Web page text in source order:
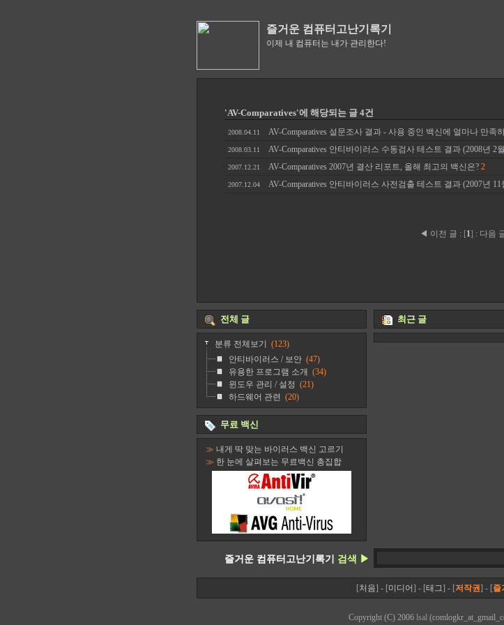
즐거운 컴퓨터고난기록기
이제 내 컴퓨터는 내가 관리한다!
'AV-Comparatives'에 해당되는 글 4건
2008.04.11 AV-Comparatives 설문조사 결과 - 사용 중인 백신에 얼마나 만족
2008.03.11 AV-Comparatives 안티바이러스 수동검사 테스트 결과 (2008년 2
2007.12.21 AV-Comparatives 2007년 결산 리포트, 올해 최고의 백신은? 2
2007.12.04 AV-Comparatives 안티바이러스 사전검출 테스트 결과 (2007년 11
◀ 이전 글 : [1] : 다음
전체 글
분류 전체보기
(123)
안티바이러스 / 보안 (47)
유용한 프로그램 소개 (34)
윈도우 관리 / 설정 (21)
하드웨어 관련 (20)
무료 백신
≫ 내게 딱 맞는 바이러스 백신 고르기
≫ 한 눈에 살펴보는 무료백신 총집합
최근 글
즐거운 컴퓨터고난기록기 검색 ▶
[처음] - [미디어] - [태그] - [저작권] - [즐
Copyright (C) 2006 lsal